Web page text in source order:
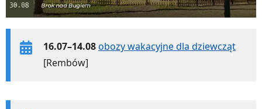
16.07–14.08obozy wakacyjne dla dziewcząt
[Rembów]